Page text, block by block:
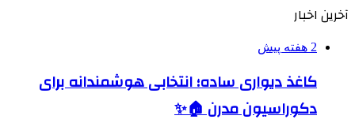
آخرین اخبار
2 هفته پیش
کاغذ دیواری ساده؛ انتخابی هوشمندانه برای
دکوراسیون مدرن 🏠✨